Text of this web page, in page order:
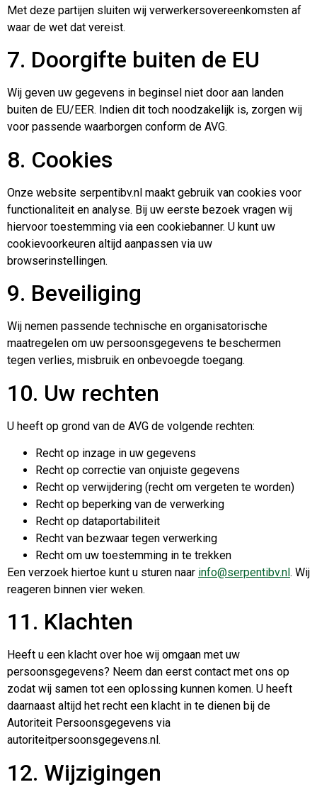
Met deze partijen sluiten wij verwerkersovereenkomsten af
waar de wet dat vereist.
7. Doorgifte buiten de EU
Wij geven uw gegevens in beginsel niet door aan landen
buiten de EU/EER. Indien dit toch noodzakelijk is, zorgen wij
voor passende waarborgen conform de AVG.
8. Cookies
Onze website serpentibv.nl maakt gebruik van cookies voor
functionaliteit en analyse. Bij uw eerste bezoek vragen wij
hiervoor toestemming via een cookiebanner. U kunt uw
cookievoorkeuren altijd aanpassen via uw
browserinstellingen.
9. Beveiliging
Wij nemen passende technische en organisatorische
maatregelen om uw persoonsgegevens te beschermen
tegen verlies, misbruik en onbevoegde toegang.
10. Uw rechten
U heeft op grond van de AVG de volgende rechten:
Recht op inzage in uw gegevens
Recht op correctie van onjuiste gegevens
Recht op verwijdering (recht om vergeten te worden)
Recht op beperking van de verwerking
Recht op dataportabiliteit
Recht van bezwaar tegen verwerking
Recht om uw toestemming in te trekken
Een verzoek hiertoe kunt u sturen naar info@serpentibv.nl. Wij
reageren binnen vier weken.
11. Klachten
Heeft u een klacht over hoe wij omgaan met uw
persoonsgegevens? Neem dan eerst contact met ons op
zodat wij samen tot een oplossing kunnen komen. U heeft
daarnaast altijd het recht een klacht in te dienen bij de
Autoriteit Persoonsgegevens via
autoriteitpersoonsgegevens.nl.
12. Wijzigingen